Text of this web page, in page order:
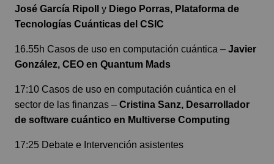
José García Ripoll
y Diego Porras, Plataforma de
Tecnologías Cuánticas del CSIC
16.55h Casos de uso en computación cuántica – Javier
González, CEO en Quantum Mads
17:10 Casos de uso en computación cuántica en el
sector de las finanzas – Cristina Sanz, Desarrollador
de software cuántico en Multiverse Computing
17:25 Debate e Intervención asistentes